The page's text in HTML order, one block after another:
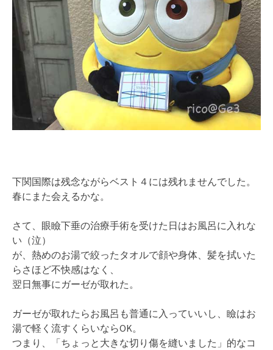
下関国際は残念ながらベスト４には残れませんでした。
春にまた会えるかな。
さて、眼瞼下垂の治療手術を受けた日はお風呂に入れな
い（泣）
が、熱めのお湯で絞ったタオルで顔や身体、髪を拭いた
らさほど不快感はなく、
翌日無事にガーゼが取れた。
ガーゼが取れたらお風呂も普通に入っていいし、瞼はお
湯で軽く流すくらいならOK。
つまり、「ちょっと大きな切り傷を縫いました」的なコ